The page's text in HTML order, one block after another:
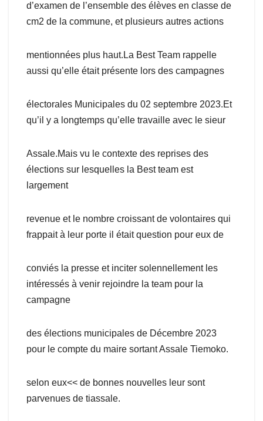
d’examen de l’ensemble des élèves en classe de
cm2 de la commune, et plusieurs autres actions
mentionnées plus haut.La Best Team rappelle
aussi qu’elle était présente lors des campagnes
électorales Municipales du 02 septembre 2023.Et
qu’il y a longtemps qu’elle travaille avec le sieur
Assale.Mais vu le contexte des reprises des
élections sur lesquelles la Best team est
largement
revenue et le nombre croissant de volontaires qui
frappait à leur porte il était question pour eux de
conviés la presse et inciter solennellement les
intéressés à venir rejoindre la team pour la
campagne
des élections municipales de Décembre 2023
pour le compte du maire sortant Assale Tiemoko.
selon eux<< de bonnes nouvelles leur sont
parvenues de tiassale.